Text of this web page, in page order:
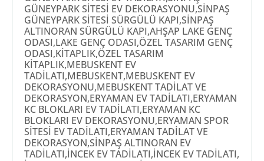
GÜNEYPARK SİTESİ EV DEKORASYONU,SİNPAŞ
GÜNEYPARK SİTESİ SÜRGÜLÜ KAPI,SİNPAŞ
ALTINORAN SÜRGÜLÜ KAPI,AHŞAP LAKE GENÇ
ODASI,LAKE GENÇ ODASI,ÖZEL TASARIM GENÇ
ODASI,KİTAPLIK,ÖZEL TASARIM
KİTAPLIK,MEBUSKENT EV
TADİLATI,MEBUSKENT,MEBUSKENT EV
DEKORASYONU,MEBUSKENT TADİLAT VE
DEKORASYON,ERYAMAN EV TADİLATI,ERYAMAN
KC BLOKLARI EV TADİLATI,ERYAMAN KC
BLOKLARI EV DEKORASYONU,ERYAMAN SPOR
SİTESİ EV TADİLATI,ERYAMAN TADİLAT VE
DEKORASYON,SİNPAŞ ALTINORAN EV
TADİLATI,İNCEK EV TADİLATI,İNCEK EV TADİLATI,